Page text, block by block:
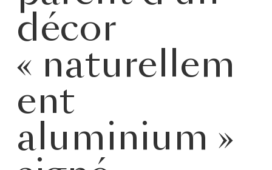
décor
« naturellem
ent
aluminium »